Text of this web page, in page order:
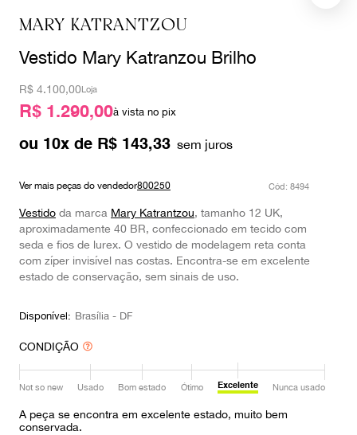
MARY KATRANTZOU
Vestido Mary Katranzou Brilho
R$ 4.100,00Loja
R$ 1.290,00à vista no pix
ou 10x de R$ 143,33
Ver mais peças do vendedor800250 : 8494
Vestido da marca Mary Katrantzou, tamanho 12 UK,
aproximadamente 40 BR, confeccionado em tecido com
seda e fios de lurex. O vestido de modelagem reta conta
com zíper invisível nas costas. Encontra-se em excelente
estado de conservação, sem sinais de uso.
Disponível: Brasília - DF
CONDIÇÃO
Not so new Usado Bom estado Ótimo Excelente Nunca usado
A peça se encontra em excelente estado, muito bem
conservada.
valentino
burberry
louis vuitton
10º prada